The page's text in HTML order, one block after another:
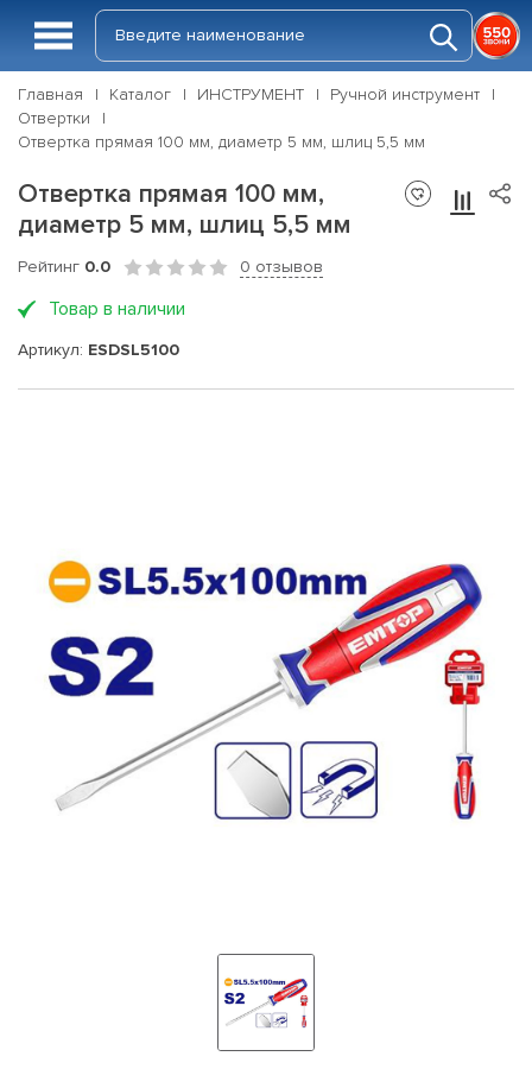
Главная Каталог ИНСТРУМЕНТ
Ручной инструмент
Отвертки
Отвертка прямая 100 мм, диаметр 5 мм, шлиц 5,5 мм
Отвертка прямая 100 мм,
диаметр 5 мм, шлиц 5,5 мм
Рейтинг 0.0 0 отзывов
Товар в наличии
Артикул: ESDSL5100